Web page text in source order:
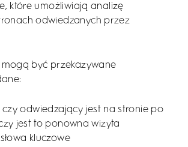
które umożliwiają analizę
odwiedzanych przez
mogą być przekazywane
czy odwiedzający jest na stronie po
jest to ponowna wizyta
kluczowe